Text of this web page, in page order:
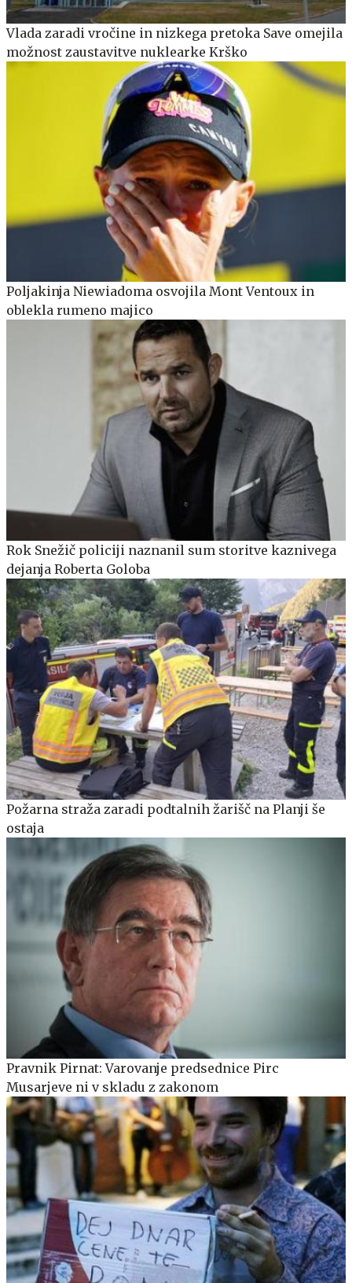
Vlada zaradi vročine in nizkega pretoka Save omejila
možnost zaustavitve nuklearke Krško
Poljakinja Niewiadoma osvojila Mont Ventoux in
oblekla rumeno majico
Rok Snežič policiji naznanil sum storitve kaznivega
dejanja Roberta Goloba
Požarna straža zaradi podtalnih žarišč na Planji še
ostaja
Pravnik Pirnat: Varovanje predsednice Pirc
Musarjeve ni v skladu z zakonom